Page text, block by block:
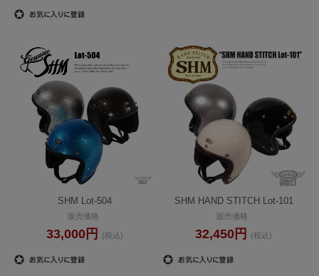
SHM Lot-504
販売価格
33,000円 (税込)
SHM HAND STITCH Lot-101
販売価格
32,450円 (税込)